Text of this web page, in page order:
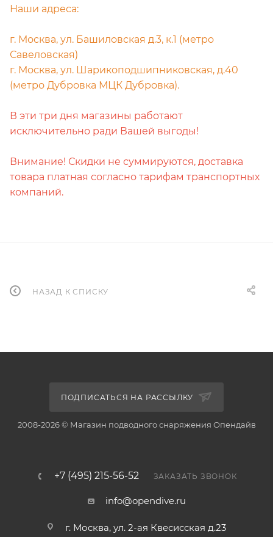
Наши адреса:
г. Москва, ул. Башиловская д.3, к.1 (метро
Савеловская)
г. Москва, ул. Шарикоподшипниковская, д.40
(метро Дубровка МЦК Дубровка).
В эти три дня магазины работают
исключительно ради Вашей выгоды!
Внимание! Скидки не суммируются, доставка
товара платная согласно тарифам транспортных
компаний.
НАЗАД К СПИСКУ
ПОДПИСАТЬСЯ НА РАССЫЛКУ
2008-2026 © Магазин подводного снаряжения Опендайв
+7 (495) 215-56-52 ЗАКАЗАТЬ ЗВОНОК
info@opendive.ru
г. Москва, ул. 2-ая Квесисская д.23